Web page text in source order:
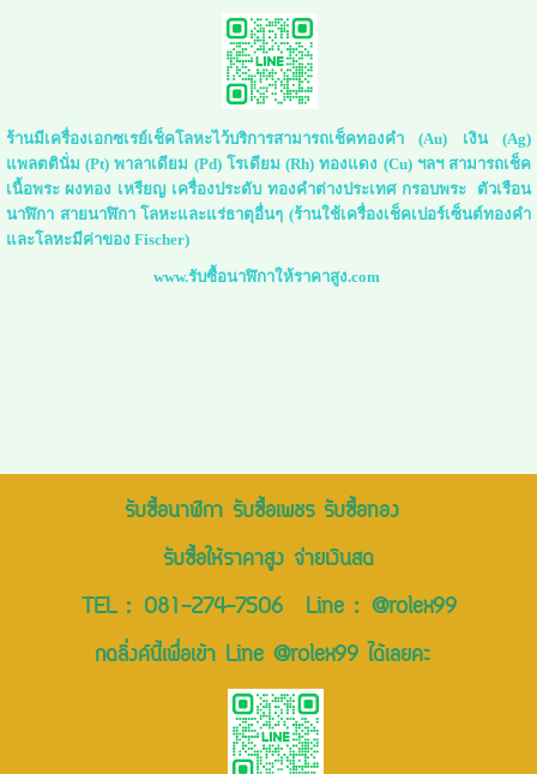
ร้านมีเครื่องเอกซเรย์เช็คโลหะไว้บริการสามารถเช็คทองคำ (Au) เงิน (Ag)
แพลตตินั่ม (Pt) พาลาเดียม (Pd) โรเดียม (Rh) ทองแดง (Cu) ฯลฯ สามารถเช็ค
เนื้อพระ ผงทอง เหรียญ เครื่องประดับ ทองคำต่างประเทศ กรอบพระ ตัวเรือน
นาฬิกา สายนาฬิกา โลหะและแร่ธาตุอื่นๆ (ร้านใช้เครื่องเช็คเปอร์เซ็นต์ทองคำ
และโลหะมีค่าของ Fischer)
www.รับซื้อนาฬิกาให้ราคาสูง.com
รับซื้อนาฬิกา รับซื้อเพชร รับซื้อทอง
รับซื้อให้ราคาสูง จ่ายเงินสด
TEL : 081-274-7506Line : @rolex99
กดลิ่งค์นี้เพื่อเข้า Line @rolex99 ได้เลยคะ